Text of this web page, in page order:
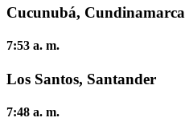
Cucunubá, Cundinamarca
7:53 a. m.
Los Santos, Santander
7:48 a. m.